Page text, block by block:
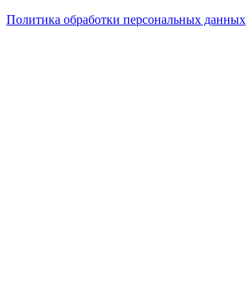
Политика обработки персональных данных